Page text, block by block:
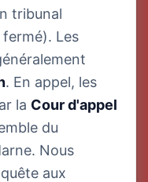
tribunal
Les
. En appel, les
la Cour d'appel
du
Nous
aux